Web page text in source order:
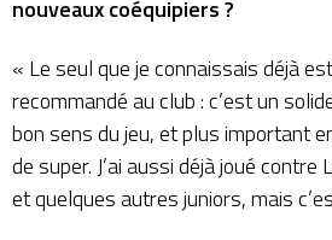
nouveaux coéquipiers ?
« Le seul que je connaissais déjà
recommandé au club : c’est un
bon sens du jeu, et plus important
de super. J’ai aussi déjà joué contre
et quelques autres juniors, mais